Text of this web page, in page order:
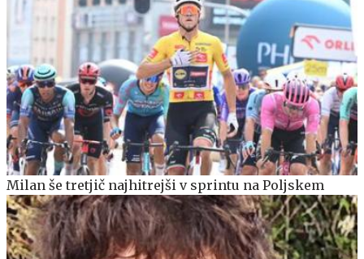
Milan še tretjič najhitrejši v sprintu na Poljskem